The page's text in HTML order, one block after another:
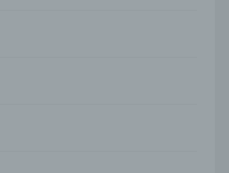
des
Daten zu verarbeiten.